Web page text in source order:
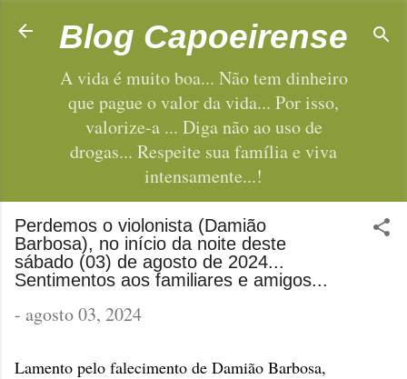
Pular para o conteúdo principal
Blog Capoeirense
A vida é muito boa... Não tem dinheiro
que pague o valor da vida... Por isso,
valorize-a ... Diga não ao uso de
drogas... Respeite sua família e viva
intensamente...!
Perdemos o violonista (Damião
Barbosa), no início da noite deste
sábado (03) de agosto de 2024...
Sentimentos aos familiares e amigos...
- agosto 03, 2024
Lamento pelo falecimento de Damião Barbosa,